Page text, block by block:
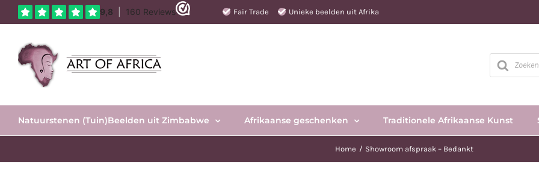
naar
inhoud
Fair Trade Unieke beelden uit Afrika
Producten
zoeken
Natuurstenen (Tuin)Beelden uit Zimbabwe Afrikaanse geschenken Traditionele Afrikaanse Kunst
Home Showroom afspraak – Bedankt